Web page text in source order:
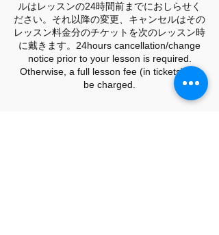
ルはレッスンの24時間前までにおしらせく
ださい。それ以降の変更、キャンセルはその
レッスン料金分のチケットを次のレッスン時
に戴きます。24hours cancellation/change
notice prior to your lesson is required.
Otherwise, a full lesson fee (in tickets) will
be charged.